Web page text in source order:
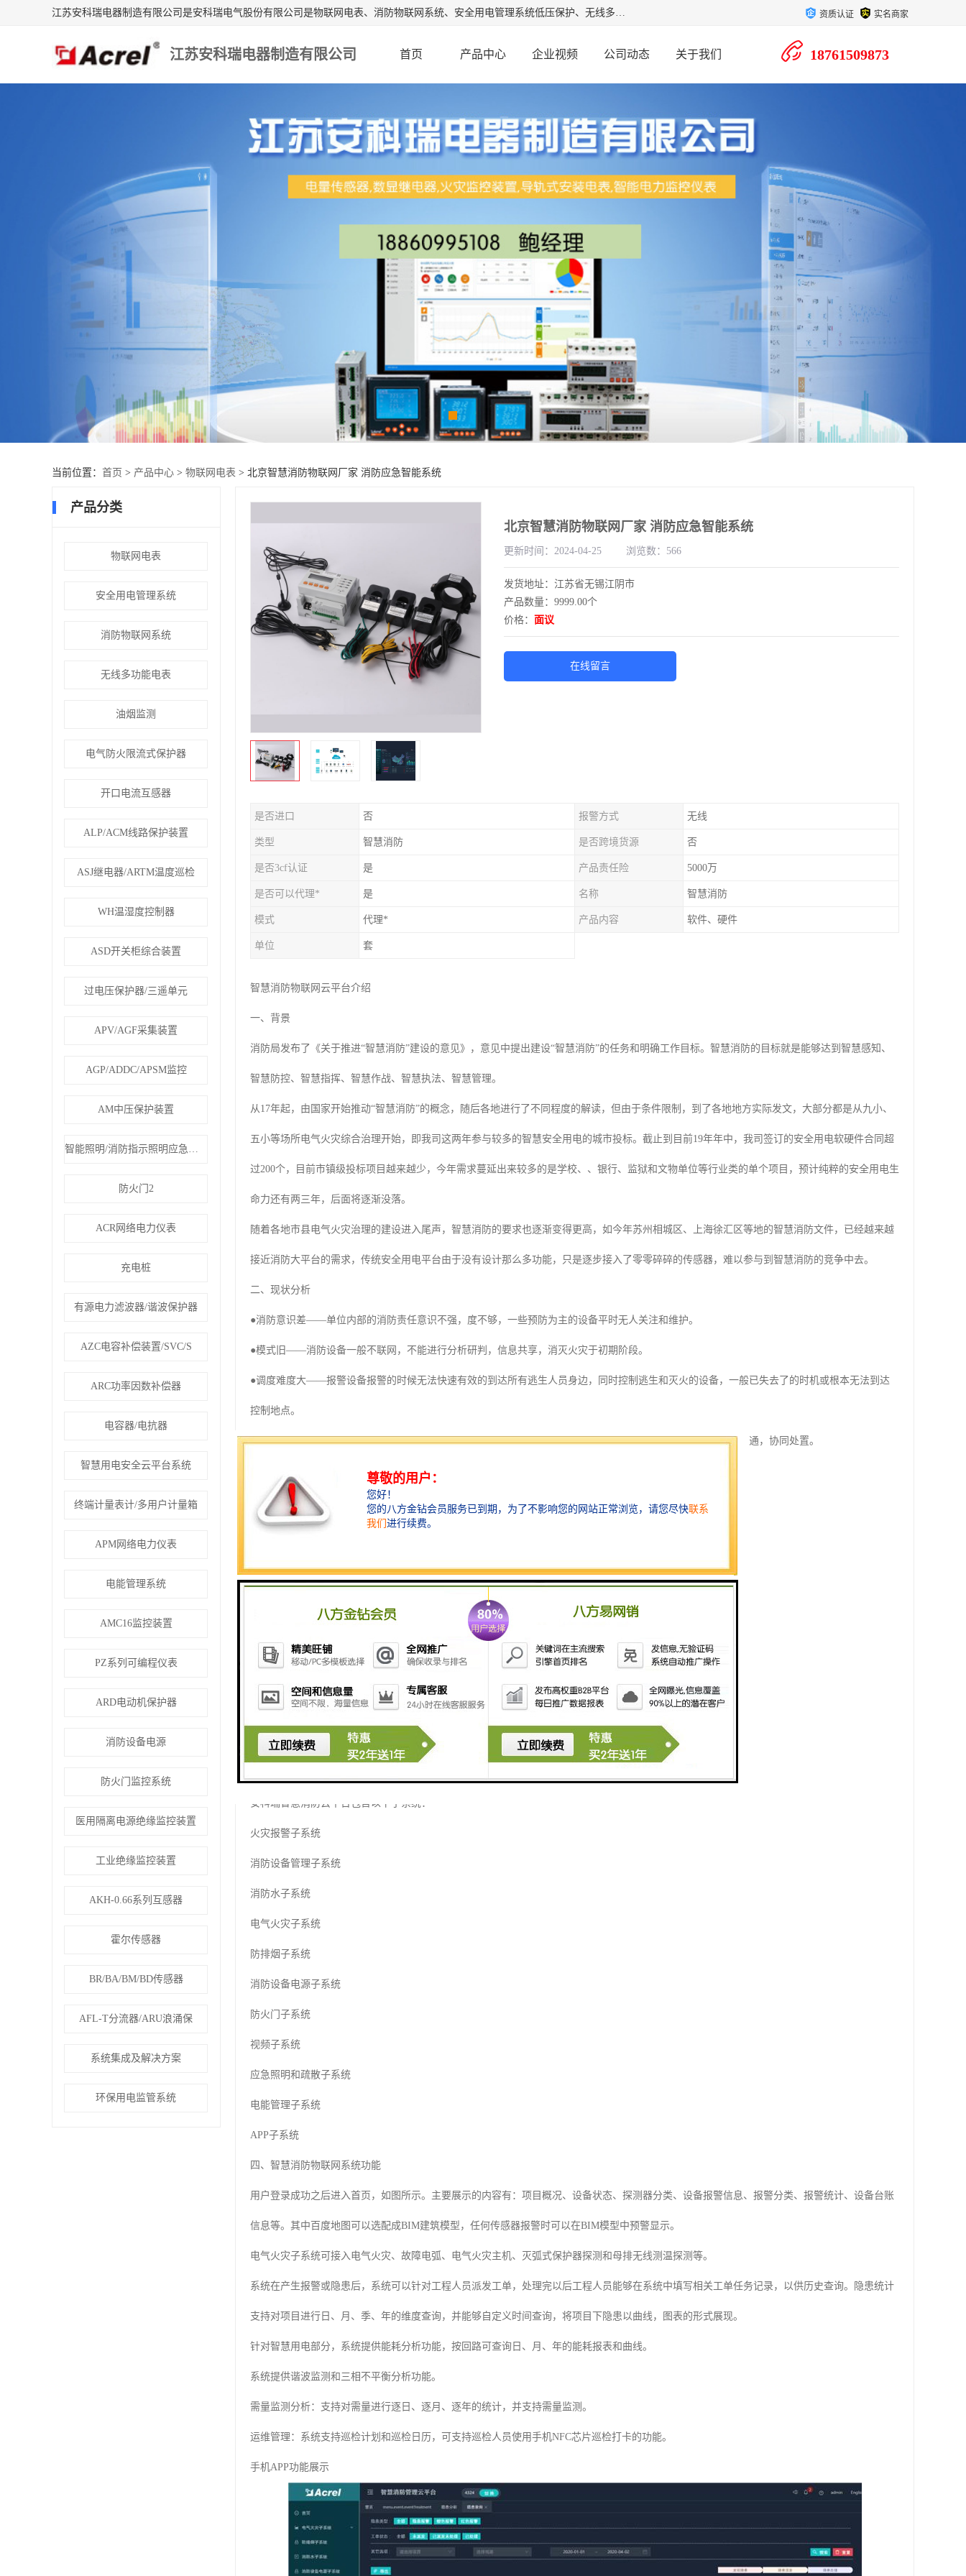
江苏安科瑞电器制造有限公司是安科瑞电气股份有限公司是物联网电表、消防物联网系统、安全用电管理系统低压保护、无线多功能电表、智能光伏等系列产品的生产基地。为客户提供可靠用电、节约用电、安全用电的完整解决方案，在智能电网用户端、新能源、物联网等前沿领域不断探索开发新产品。流箱,数显工控表,火灾监控装置。 资质认证 实名商家
江苏安科瑞电器制造有限公司 首页 产品中心 企业视频 公司动态 关于我们 18761509873
当前位置： 首页 > 产品中心 > 物联网电表 > 北京智慧消防物联网厂家 消防应急智能系统
产品分类
物联网电表
安全用电管理系统
消防物联网系统
无线多功能电表
油烟监测
电气防火限流式保护器
开口电流互感器
ALP/ACM线路保护装置
ASJ继电器/ARTM温度巡检
WH温湿度控制器
ASD开关柜综合装置
过电压保护器/三遥单元
APV/AGF采集装置
AGP/ADDC/APSM监控
AM中压保护装置
智能照明/消防指示照明应急疏散
防火门2
ACR网络电力仪表
充电桩
有源电力滤波器/谐波保护器
AZC电容补偿装置/SVC/S
ARC功率因数补偿器
电容器/电抗器
智慧用电安全云平台系统
终端计量表计/多用户计量箱
APM网络电力仪表
电能管理系统
AMC16监控装置
PZ系列可编程仪表
ARD电动机保护器
消防设备电源
防火门监控系统
医用隔离电源绝缘监控装置
工业绝缘监控装置
AKH-0.66系列互感器
霍尔传感器
BR/BA/BM/BD传感器
AFL-T分流器/ARU浪涌保
系统集成及解决方案
环保用电监管系统
北京智慧消防物联网厂家 消防应急智能系统
更新时间：2024-04-25 浏览数：566
发货地址：江苏省无锡江阴市
产品数量：9999.00个
价格： 面议
在线留言
是否进口 否 报警方式 无线
类型 智慧消防 是否跨境货源 否
是否3cf认证 是 产品责任险 5000万
是否可以代理* 是 名称 智慧消防
模式 代理* 产品内容 软件、硬件
单位 套
智慧消防物联网云平台介绍
一、背景
消防局发布了《关于推进“智慧消防”建设的意见》，意见中提出建设“智慧消防”的任务和明确工作目标。智慧消防的目标就是能够达到智慧感知、
智慧防控、智慧指挥、智慧作战、智慧执法、智慧管理。
从17年起，由国家开始推动“智慧消防”的概念，随后各地进行了不同程度的解读，但由于条件限制，到了各地地方实际发文，大部分都是从九小、
五小等场所电气火灾综合治理开始，即我司这两年参与较多的智慧安全用电的城市投标。截止到目前19年年中，我司签订的安全用电软硬件合同超
过200个，目前市镇级投标项目越来越少，今年需求蔓延出来较多的是学校、、银行、监狱和文物单位等行业类的单个项目，预计纯粹的安全用电生
命力还有两三年，后面将逐渐没落。
随着各地市县电气火灾治理的建设进入尾声，智慧消防的要求也逐渐变得更高，如今年苏州相城区、上海徐汇区等地的智慧消防文件，已经越来越
接近消防大平台的需求，传统安全用电平台由于没有设计那么多功能，只是逐步接入了零零碎碎的传感器，难以参与到智慧消防的竞争中去。
二、现状分析
●消防意识差——单位内部的消防责任意识不强，度不够，一些预防为主的设备平时无人关注和维护。
●模式旧——消防设备一般不联网，不能进行分析研判，信息共享，消灭火灾于初期阶段。
●调度难度大——报警设备报警的时候无法快速有效的到达所有逃生人员身边，同时控制逃生和灭火的设备，一般已失去了的时机或根本无法到达
控制地点。
●系统联动性差——预防、报警、逃生和控制等各个方面互不联通。不能做到启动接处警程序，与消防部门信息互通，协同处置。
人防+物防+技防
远程传感器不间断播报，超限自动报警
历史数据保存便于建模设计
定点数据图形化展示，通过走势图制定相关各项预案
信息同步
消防部门与企事业执行部门可数据共享，便于统一决策管理
安科瑞智慧消防云平台包含以下子系统：
火灾报警子系统
消防设备管理子系统
消防水子系统
电气火灾子系统
防排烟子系统
消防设备电源子系统
防火门子系统
视频子系统
应急照明和疏散子系统
电能管理子系统
APP子系统
四、智慧消防物联网系统功能
用户登录成功之后进入首页，如图所示。主要展示的内容有：项目概况、设备状态、探测器分类、设备报警信息、报警分类、报警统计、设备台账
信息等。其中百度地图可以选配成BIM建筑模型，任何传感器报警时可以在BIM模型中预警显示。
电气火灾子系统可接入电气火灾、故障电弧、电气火灾主机、灭弧式保护器探测和母排无线测温探测等。
系统在产生报警或隐患后，系统可以针对工程人员派发工单，处理完以后工程人员能够在系统中填写相关工单任务记录，以供历史查询。隐患统计
支持对项目进行日、月、季、年的维度查询，并能够自定义时间查询，将项目下隐患以曲线，图表的形式展现。
针对智慧用电部分，系统提供能耗分析功能，按回路可查询日、月、年的能耗报表和曲线。
系统提供谐波监测和三相不平衡分析功能。
需量监测分析：支持对需量进行逐日、逐月、逐年的统计，并支持需量监测。
运维管理：系统支持巡检计划和巡检日历，可支持巡检人员使用手机NFC芯片巡检打卡的功能。
手机APP功能展示